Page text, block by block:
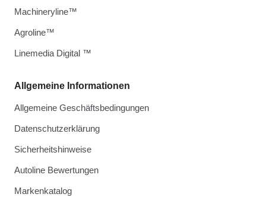
Allgemeine Informationen
Allgemeine Geschäftsbedingungen
Datenschutzerklärung
Sicherheitshinweise
Autoline Bewertungen
Markenkatalog
Machineryline™
Agroline™
Linemedia Digital ™